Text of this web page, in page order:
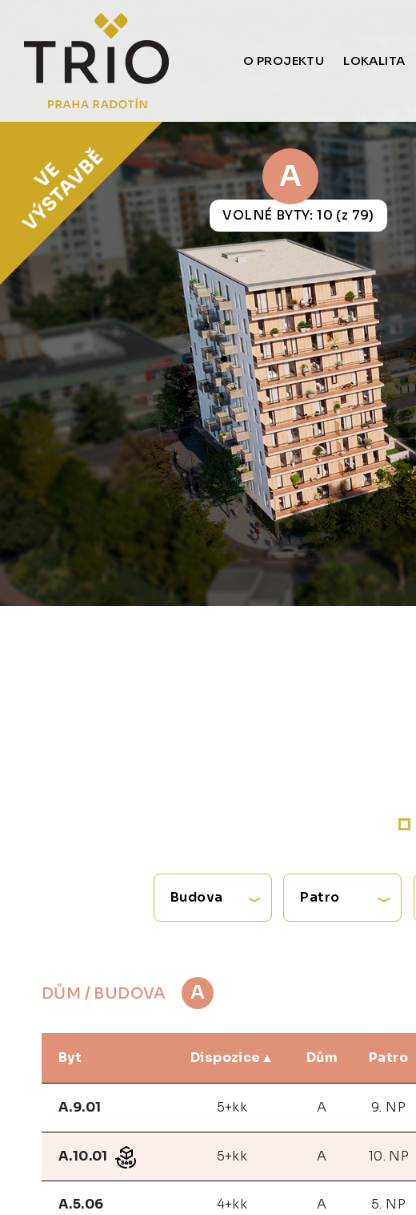
O PROJEKTU LOKALITA
A
VOLNÉ BYTY: 10 (z 79)
Budova Patro
DŮM / BUDOVA A
Byt Dispozice Dům Patro
A.9.01 5+kk A 9. NP
A.10.01 5+kk A 10. NP
A.5.06 4+kk A 5. NP